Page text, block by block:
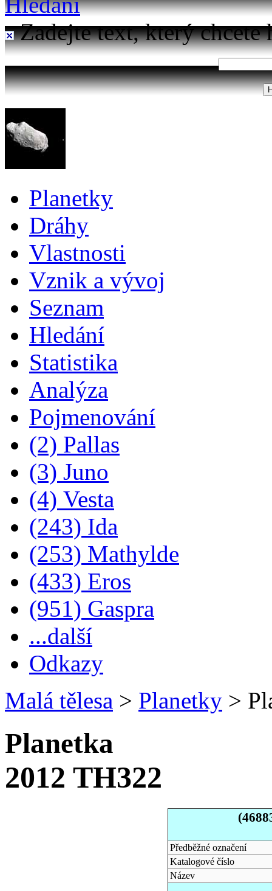
Zadejte text, který chcete
Planetky
Dráhy
Vlastnosti
Vznik a vývoj
Seznam
Hledání
Statistika
Analýza
Pojmenování
(2) Pallas
(3) Juno
(4) Vesta
(243) Ida
(253) Mathylde
(433) Eros
(951) Gaspra
...další
Odkazy
Malá tělesa > Planetky >
Planetka
2012 TH322
Předběžné označení
Katalogové číslo
Název